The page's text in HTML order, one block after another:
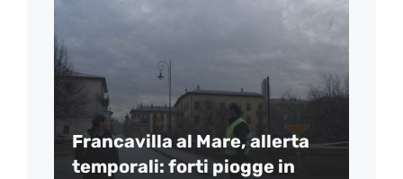
Francavilla al Mare, allerta
temporali: forti piogge in